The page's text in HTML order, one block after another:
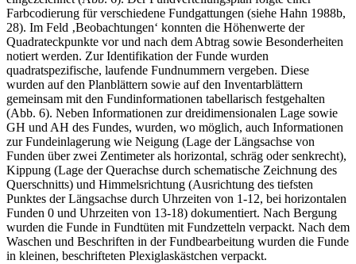
Farbcodierung für verschiedene Fundgattungen (siehe Hahn 1988b,
28). Im Feld ‚Beobachtungen‘ konnten die Höhenwerte der
Quadrateckpunkte vor und nach dem Abtrag sowie Besonderheiten
notiert werden. Zur Identifikation der Funde wurden
quadratspezifische, laufende Fundnummern vergeben. Diese
wurden auf den Planblättern sowie auf den Inventarblättern
gemeinsam mit den Fundinformationen tabellarisch festgehalten
(Abb. 6). Neben Informationen zur dreidimensionalen Lage sowie
GH und AH des Fundes, wurden, wo möglich, auch Informationen
zur Fundeinlagerung wie Neigung (Lage der Längsachse von
Funden über zwei Zentimeter als horizontal, schräg oder senkrecht),
Kippung (Lage der Querachse durch schematische Zeichnung des
Querschnitts) und Himmelsrichtung (Ausrichtung des tiefsten
Punktes der Längsachse durch Uhrzeiten von 1-12, bei horizontalen
Funden 0 und Uhrzeiten von 13-18) dokumentiert. Nach Bergung
wurden die Funde in Fundtüten mit Fundzetteln verpackt. Nach dem
Waschen und Beschriften in der Fundbearbeitung wurden die Funde
in kleinen, beschrifteten Plexiglaskästchen verpackt.